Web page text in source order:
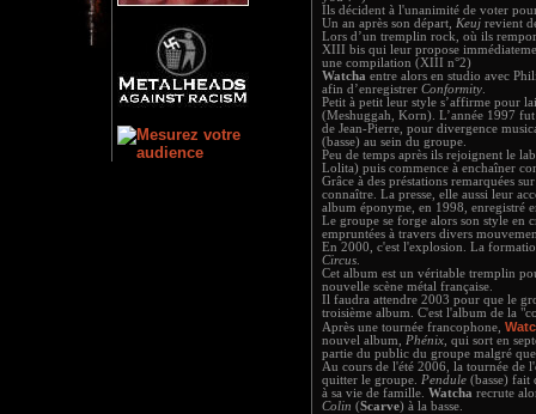
Ils décident à l'unanimité de voter
Un an après son départ, Keuj revient
Lors d’un tremplin rock, où ils
XIII bis qui leur propose
une compilation (XIII n°2)
Watcha entre alors en studio avec
afin d’enregistrer Conformity
Petit à petit leur style s’affirme pour
(Meshuggah, Korn). L’année 1997
de Jean-Pierre, pour divergence
(basse) au sein du groupe.
Peu de temps après ils rejoignent le
Lolita) puis commence à enchaîner
Grâce à des préstations remarquées
connaître. La presse, elle aussi leur
album éponyme, en 1998, enregistré
Le groupe se forge alors son style en
empruntées à travers divers
En 2000, c'est l'explosion. La
Circus
Cet album est un véritable tremplin
nouvelle scène métal française.
Il faudra attendre 2003 pour que le
troisième album. C'est l'album de la
Après une tournée francophone,
nouvel album, Phénix , qui sort en
partie du public du groupe malgré
Au cours de l'été 2006, la tournée de
quitter le groupe. Pendule (basse) fait
à sa vie de famille. Watcha recrute
Colin (Scarve) à la basse.